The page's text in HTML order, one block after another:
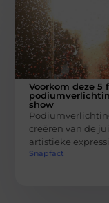
Voorkom deze 5
show
creëren van de
artistieke
Snapfact